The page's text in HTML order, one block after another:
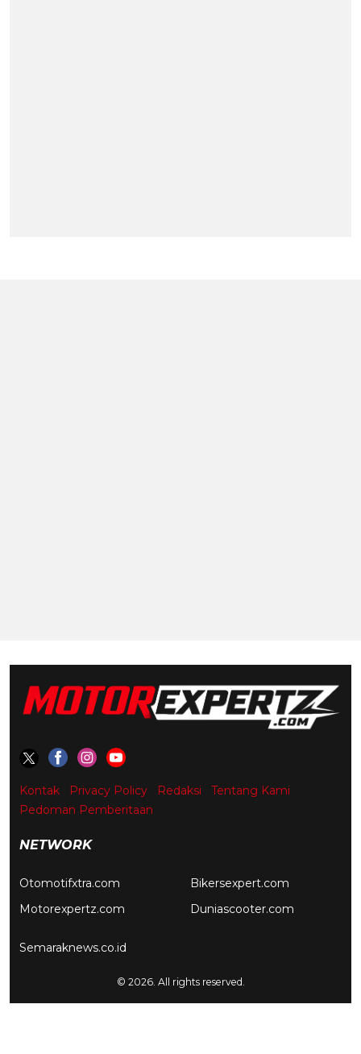
Kontak Privacy Policy Redaksi
Tentang Kami
Pedoman Pemberitaan
NETWORK
Otomotifxtra.com
Motorexpertz.com
Bikersexpert.com
Duniascooter.com
Semaraknews.co.id
© 2026. All rights reserved.